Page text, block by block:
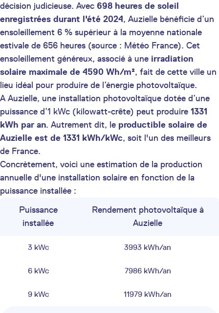
décision judicieuse. Avec 698 heures de soleil
enregistrées durant l'été 2024, Auzielle bénéficie d’un
ensoleillement 6 % supérieur à la moyenne nationale
estivale de 656 heures (source : Météo France). Cet
ensoleillement généreux, associé à une irradiation
solaire maximale de 4590 Wh/m², fait de cette ville un
lieu idéal pour produire de l’énergie photovoltaïque.
A Auzielle, une installation photovoltaïque dotée d’une
puissance d’1 kWc (kilowatt-crête) peut produire 1331
kWh par an. Autrement dit, le productible solaire de
Auzielle est de 1331 kWh/kWc, soit l'un des meilleurs
de France.
Concrètement, voici une estimation de la production
annuelle d'une installation solaire en fonction de la
puissance installée :
Puissance
installée
Rendement photovoltaïque à
Auzielle
3 kWc 3993 kWh/an
6 kWc 7986 kWh/an
9 kWc 11979 kWh/an